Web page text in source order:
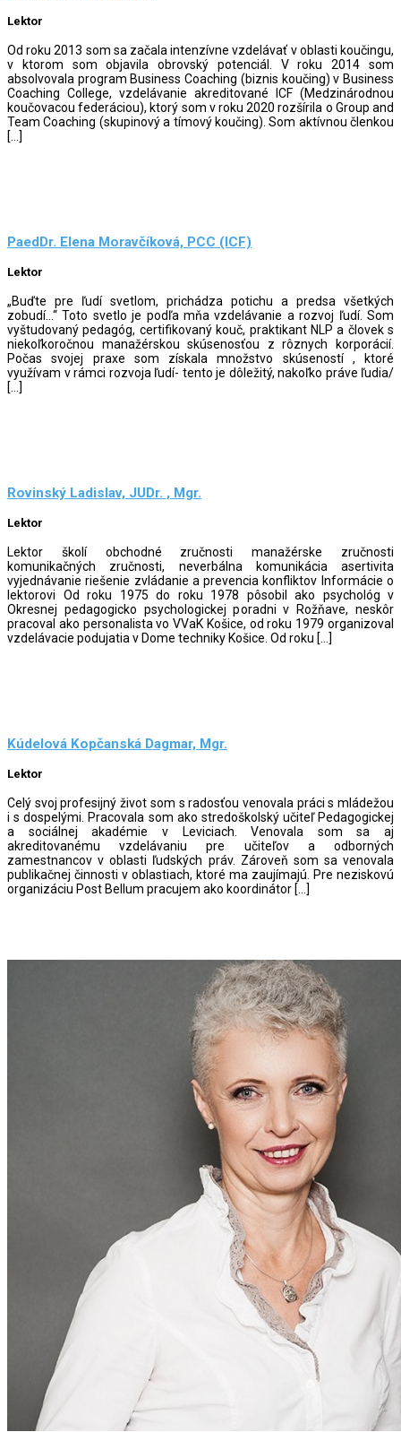
Lektor
Od roku 2013 som sa začala intenzívne vzdelávať v oblasti koučingu,
v ktorom som objavila obrovský potenciál. V roku 2014 som
absolvovala program Business Coaching (biznis koučing) v Business
Coaching College, vzdelávanie akreditované ICF (Medzinárodnou
koučovacou federáciou), ktorý som v roku 2020 rozšírila o Group and
Team Coaching (skupinový a tímový koučing). Som aktívnou členkou
[…]
PaedDr. Elena Moravčíková, PCC (ICF)
Lektor
„Buďte pre ľudí svetlom, prichádza potichu a predsa všetkých
zobudí…“ Toto svetlo je podľa mňa vzdelávanie a rozvoj ľudí. Som
vyštudovaný pedagóg, certifikovaný kouč, praktikant NLP a človek s
niekoľkoročnou manažérskou skúsenosťou z rôznych korporácií.
Počas svojej praxe som získala množstvo skúseností , ktoré
využívam v rámci rozvoja ľudí- tento je dôležitý, nakoľko práve ľudia/
[…]
Rovinský Ladislav, JUDr. , Mgr.
Lektor
Lektor školí obchodné zručnosti manažérske zručnosti
komunikačných zručnosti, neverbálna komunikácia asertivita
vyjednávanie riešenie zvládanie a prevencia konfliktov Informácie o
lektorovi Od roku 1975 do roku 1978 pôsobil ako psychológ v
Okresnej pedagogicko psychologickej poradni v Rožňave, neskôr
pracoval ako personalista vo VVaK Košice, od roku 1979 organizoval
vzdelávacie podujatia v Dome techniky Košice. Od roku […]
Kúdelová Kopčanská Dagmar, Mgr.
Lektor
Celý svoj profesijný život som s radosťou venovala práci s mládežou
i s dospelými. Pracovala som ako stredoškolský učiteľ Pedagogickej
a sociálnej akadémie v Leviciach. Venovala som sa aj
akreditovanému vzdelávaniu pre učiteľov a odborných
zamestnancov v oblasti ľudských práv. Zároveň som sa venovala
publikačnej činnosti v oblastiach, ktoré ma zaujímajú. Pre neziskovú
organizáciu Post Bellum pracujem ako koordinátor […]